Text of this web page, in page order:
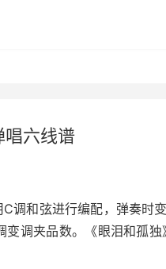
唱六线谱
调和弦进行编配，弹奏时
调夹品数。《眼泪和孤独